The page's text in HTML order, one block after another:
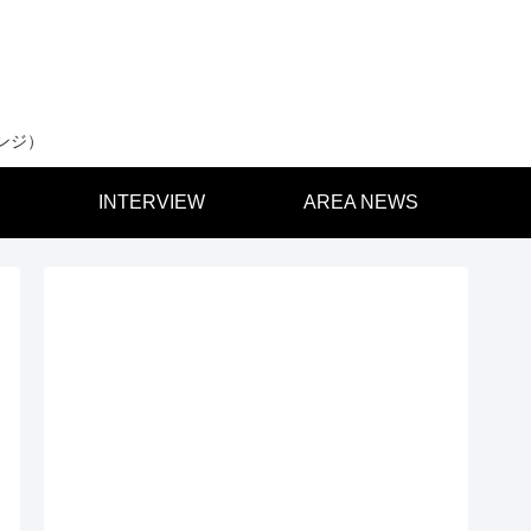
）
INTERVIEW AREA NEWS